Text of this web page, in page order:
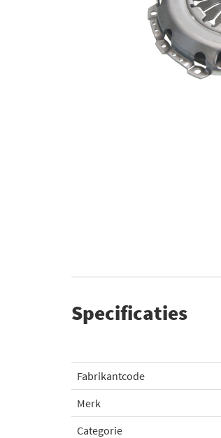
Specificaties
Fabrikantcode
Merk
Categorie